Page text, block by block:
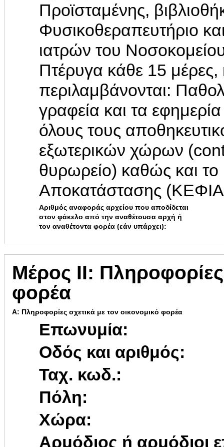
Προϊσταμένης,
Φυσικοθεραπευτήριο
ιατρών του
Πτέρυγα κάθε 15
περιλαμβάνονται:
γραφεία και τα
όλους τους
εξωτερικών χώρων
θυρωρείο) καθώς και το
Αποκατάστασης
Αριθμός αναφοράς αρχείου που αποδίδεται
στον φάκελο από την αναθέτουσα αρχή ή
τον αναθέτοντα φορέα (εάν υπάρχει):
Μέρος ΙΙ:
φορέα
Α: Πληροφορίες σχετικά με τον οικονομικό φορέα
Επωνυμία:
Οδός και αριθμός:
Ταχ. κωδ.:
Πόλη:
Χώρα:
Αρμόδιος ή αρμόδιοι